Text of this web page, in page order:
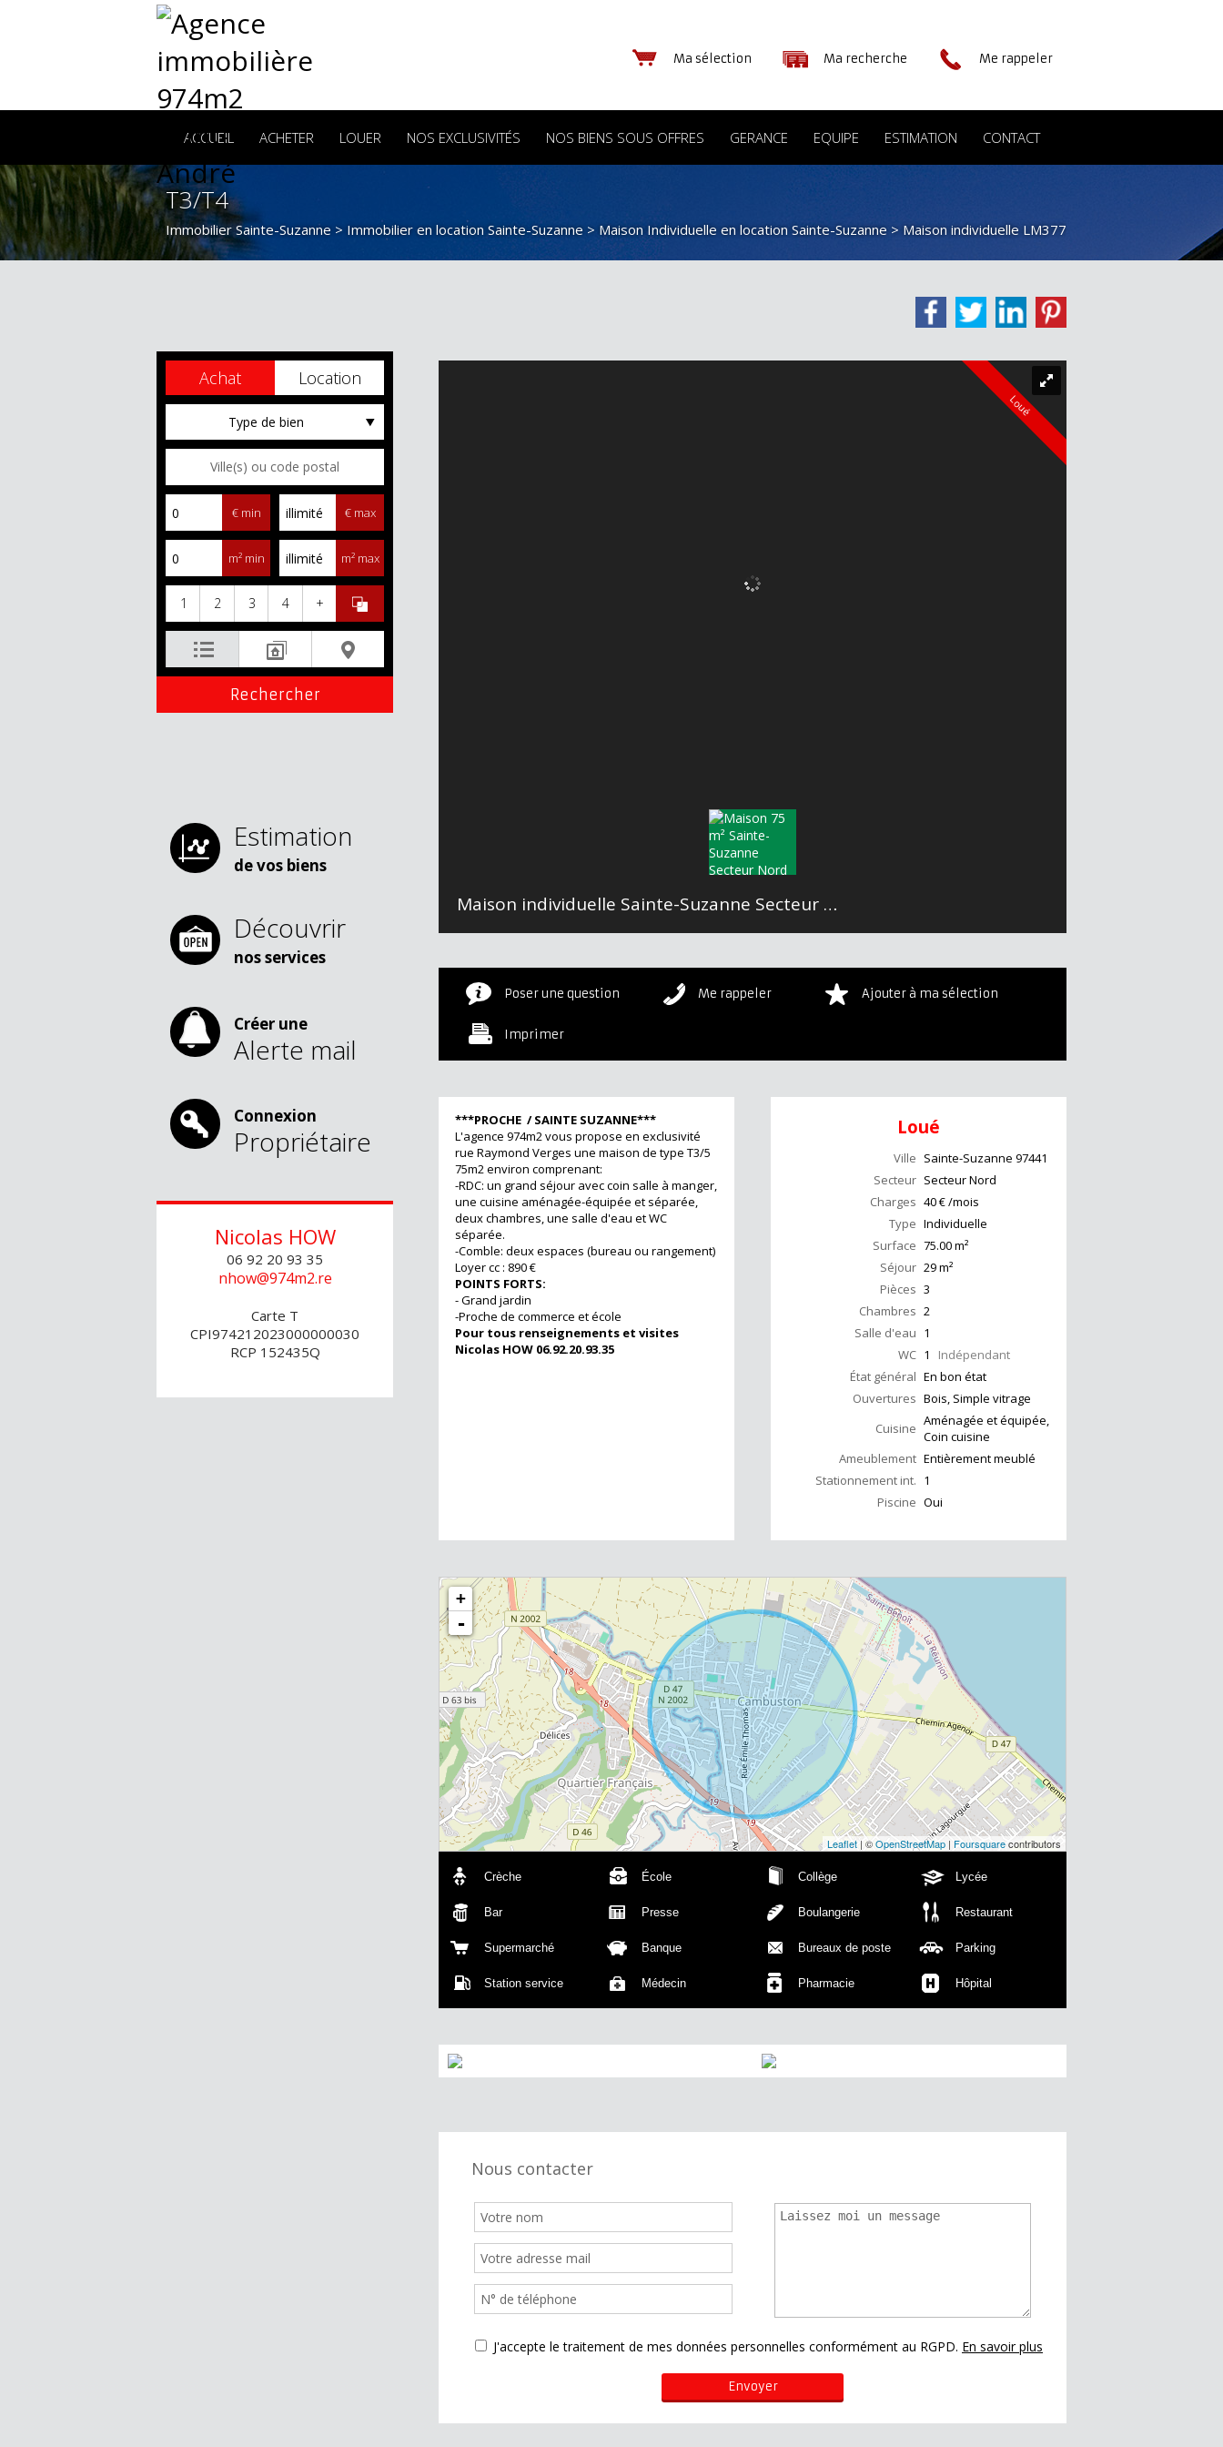
Me rappeler
Ma recherche
Ma sélection
ACCUEIL ACHETER LOUER NOS EXCLUSIVITÉS NOS BIENS SOUS OFFRES GERANCE EQUIPE ESTIMATION CONTACT
T3/T4
Immobilier Sainte-Suzanne > Immobilier en location Sainte-Suzanne > Maison Individuelle en location Sainte-Suzanne > Maison individuelle LM377
Achat Location
Type de bien
€ min € max
m² min m² max
1 2 3 4 +
Estimation
de vos biens
Découvrir
nos services
Créer une
Alerte mail
Connexion
Propriétaire
Nicolas HOW
06 92 20 93 35
nhow@974m2.re
Carte T
CPI974212023000000030
RCP 152435Q
Loué
Maison individuelle Sainte-Suzanne Secteur Nord
Poser une question Me rappeler Ajouter à ma sélection
Imprimer
***PROCHE / SAINTE SUZANNE***
L'agence 974m2 vous propose en exclusivité
rue Raymond Verges une maison de type T3/5
75m2 environ comprenant:
-RDC: un grand séjour avec coin salle à manger,
une cuisine aménagée-équipée et séparée,
deux chambres, une salle d'eau et WC
séparée.
-Comble: deux espaces (bureau ou rangement)
Loyer cc : 890 €
POINTS FORTS:
- Grand jardin
-Proche de commerce et école
Pour tous renseignements et visites
Nicolas HOW 06.92.20.93.35
Loué
Ville Sainte-Suzanne 97441
Secteur Secteur Nord
Charges 40 € /mois
Type Individuelle
Surface 75.00m²
Séjour 29m²
Pièces 3
Chambres 2
Salle d'eau 1
WC 1 Indépendant
État général En bon état
Ouvertures Bois, Simple vitrage
Cuisine Aménagée et équipée,
Coin cuisine
Ameublement Entièrement meublé
Stationnement int. 1
Piscine Oui
+
-
Leaflet | ©OpenStreetMap | Foursquarecontributors
Crèche École Collège Lycée
Bar Presse Boulangerie Restaurant
Supermarché Banque Bureaux de poste Parking
Station service Médecin Pharmacie Hôpital
Nous contacter
J'accepte le traitement de mes données personnelles conformément au RGPD. En savoir plus